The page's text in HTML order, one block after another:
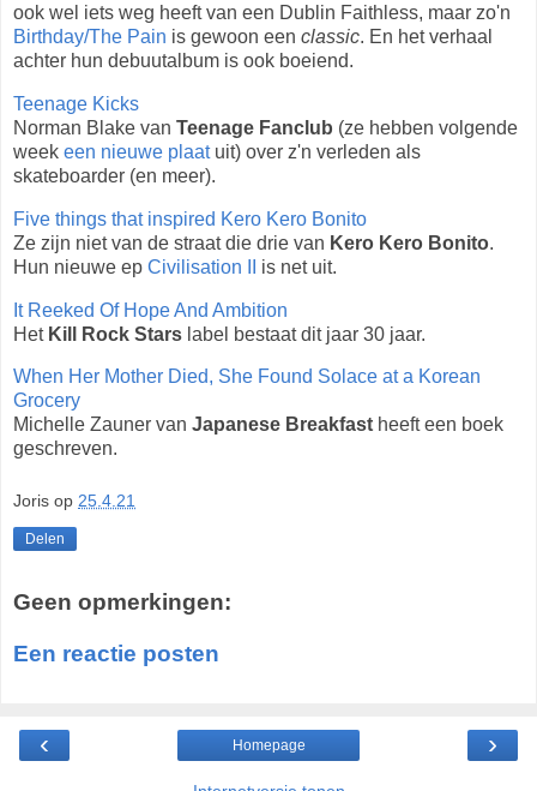
ook wel iets weg heeft van een Dublin Faithless, maar zo'n
Birthday/The Pain is gewoon een classic. En het verhaal
achter hun debuutalbum is ook boeiend.
Teenage Kicks
Norman Blake van Teenage Fanclub (ze hebben volgende
week een nieuwe plaatuit) over z'n verleden als
skateboarder (en meer).
Five things that inspired Kero Kero Bonito
Ze zijn niet van de straat die drie van Kero Kero Bonito.
Hun nieuwe ep Civilisation II is net uit.
It Reeked Of Hope And Ambition
Het Kill Rock Stars label bestaat dit jaar 30 jaar.
When Her Mother Died, She Found Solace at a Korean
Grocery
Michelle Zauner van Japanese Breakfast heeft een boek
geschreven.
Joris op 25.4.21
Delen
Geen opmerkingen:
Een reactie posten
‹ ›
Homepage